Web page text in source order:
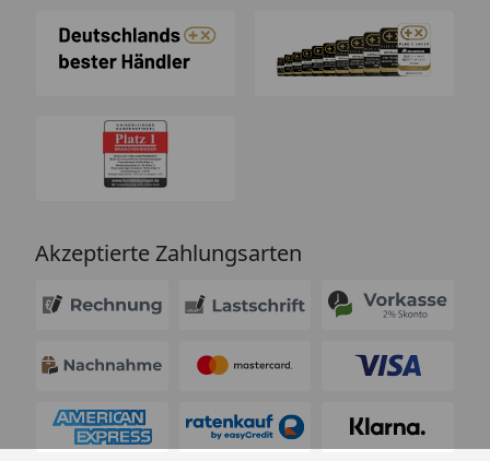
Akzeptierte Zahlungsarten